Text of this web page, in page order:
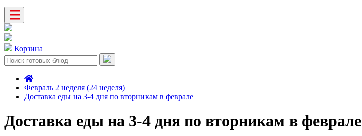
Корзина
Февраль 2 неделя (24 неделя)
Доставка еды на 3-4 дня по вторникам в феврале
Доставка еды на 3-4 дня по вторникам в феврале